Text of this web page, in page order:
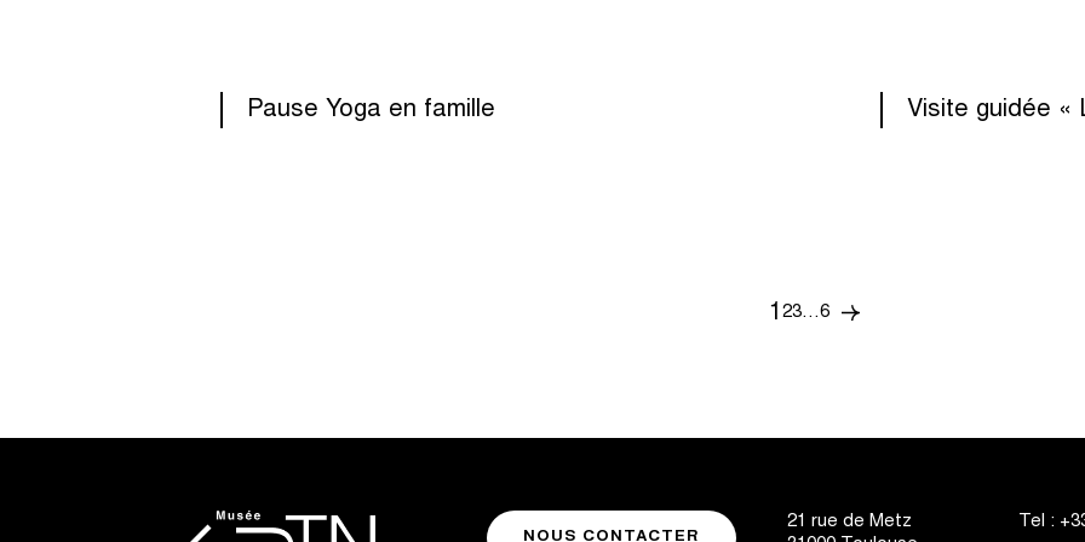
Pause Yoga en famille Visite guidée «
Page
1 23…
Page
6
Page
NOUS CONTACTER
21 rue de Metz
Tel :